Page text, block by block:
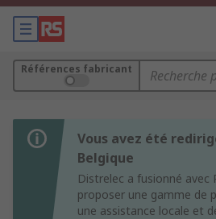
Références fabricant
Vous avez été
Belgique
Distrelec a fusionné avec
proposer une gamme de
une assistance locale et